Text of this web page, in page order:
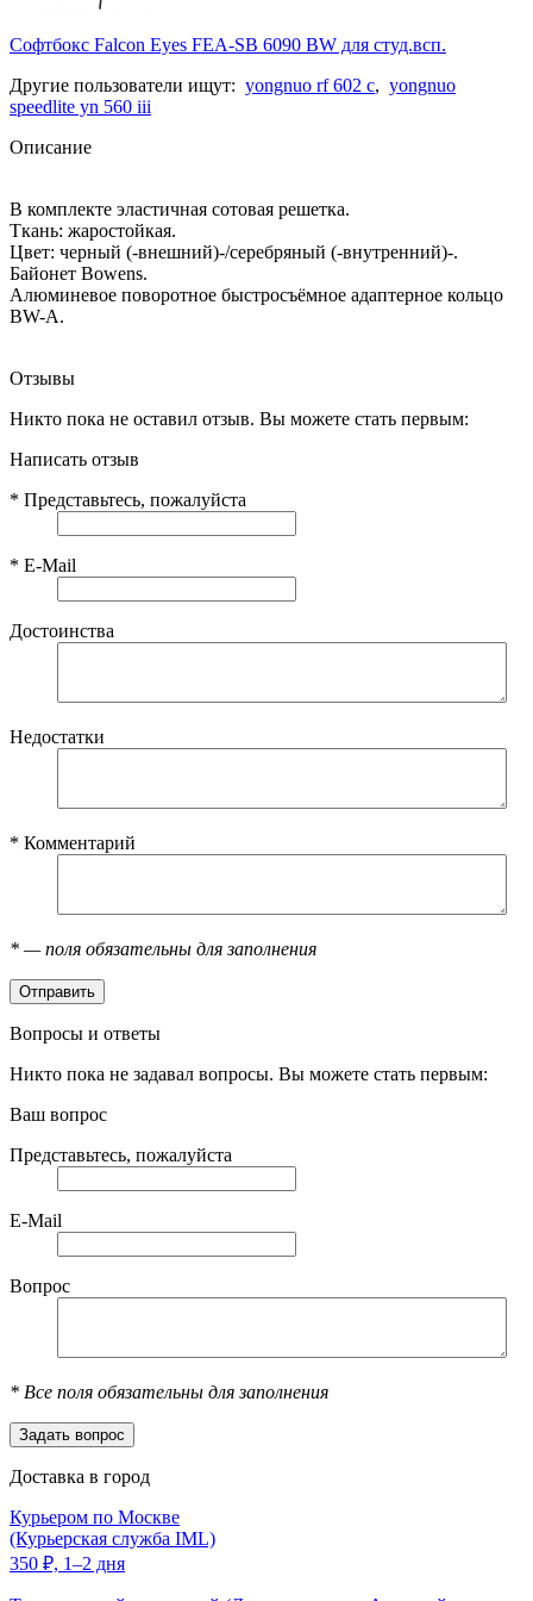
Софтбокс Falcon Eyes FEA-SB 6090 BW для студ.всп.
Другие пользователи ищут: yongnuo rf 602 c, yongnuo
speedlite yn 560 iii
Описание
В комплекте эластичная сотовая решетка.
Ткань: жаростойкая.
Цвет: черный (-внешний)-/серебряный (-внутренний)-.
Байонет Bowens.
Алюминевое поворотное быстросъёмное адаптерное кольцо
BW-A.
Отзывы
Никто пока не оставил отзыв. Вы можете стать первым:
Написать отзыв
* Представьтесь, пожалуйста
* E-Mail
Достоинства
Недостатки
* Комментарий
* — поля обязательны для заполнения
Вопросы и ответы
Никто пока не задавал вопросы. Вы можете стать первым:
Ваш вопрос
Представьтесь, пожалуйста
E-Mail
Вопрос
* Все поля обязательны для заполнения
Доставка в город
Курьером по Москве
(Курьерская служба IML)
350 ₽, 1–2 дня